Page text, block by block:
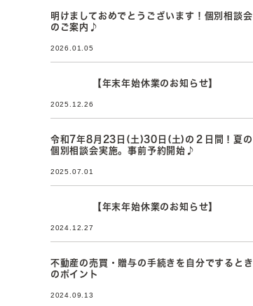
明けましておめでとうございます！個別相談会
のご案内♪
2026.01.05
【年末年始休業のお知らせ】
2025.12.26
令和7年8月23日(土)30日(土)の２日間！夏の
個別相談会実施。事前予約開始♪
2025.07.01
【年末年始休業のお知らせ】
2024.12.27
不動産の売買・贈与の手続きを自分でするとき
のポイント
2024.09.13